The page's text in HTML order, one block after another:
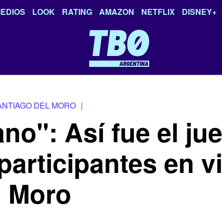
LOOK RATING AMAZON NETFLIX DISNEY+
DEL MORO |
Así fue el
en